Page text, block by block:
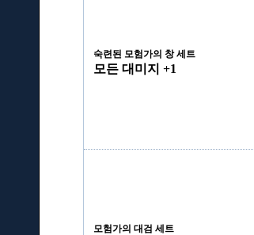
숙련된 모험가의 창 세트
모든 대미지 +1
모험가의 대검 세트